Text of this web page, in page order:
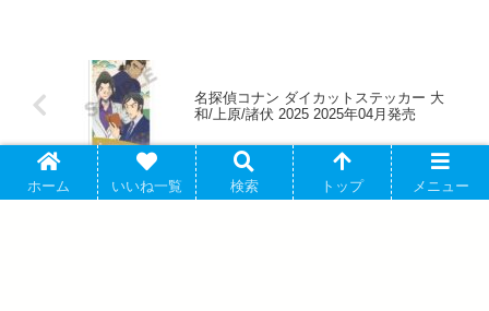
名探偵コナン ダイカットステッカー 大
和/上原/諸伏 2025 2025年04月発売
ホーム いいね一覧 検索 トップ メニュー